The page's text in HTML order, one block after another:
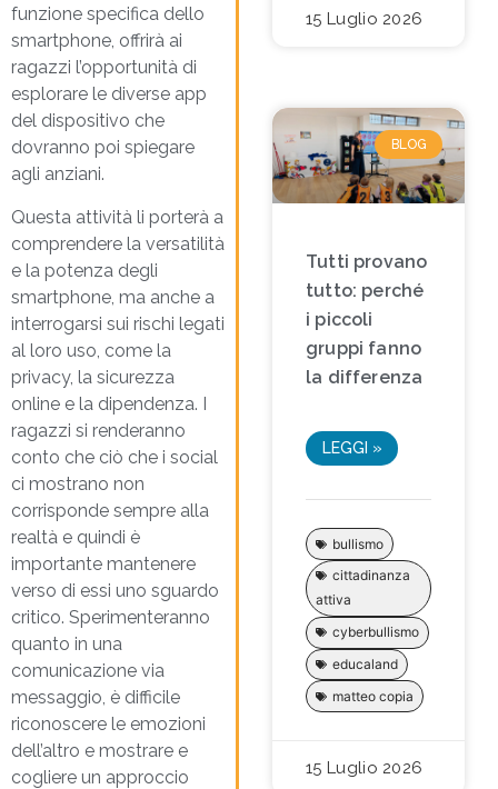
funzione specifica dello
smartphone, offrirà ai
ragazzi l’opportunità di
esplorare le diverse app
del dispositivo che
dovranno poi spiegare
agli anziani.
Questa attività li porterà a
comprendere la versatilità
e la potenza degli
smartphone, ma anche a
interrogarsi sui rischi legati
al loro uso, come la
privacy, la sicurezza
online e la dipendenza. I
ragazzi si renderanno
conto che ciò che i social
ci mostrano non
corrisponde sempre alla
realtà e quindi è
importante mantenere
verso di essi uno sguardo
critico. Sperimenteranno
quanto in una
comunicazione via
messaggio, è difficile
riconoscere le emozioni
dell’altro e mostrare e
cogliere un approccio
15 Luglio 2026
BLOG
Tutti provano
tutto: perché
i piccoli
gruppi fanno
la differenza
LEGGI »
bullismo
cittadinanza
attiva
cyberbullismo
educaland
matteo copia
15 Luglio 2026